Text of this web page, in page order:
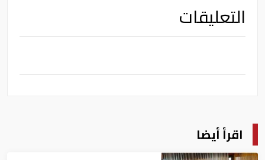
التعليقات
اقرأ أيضا